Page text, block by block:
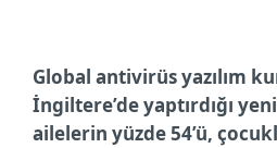
Global antivirüs yazılım
İngiltere’de yaptırdığı
ailelerin yüzde 54’ü,